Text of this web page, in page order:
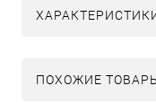
ПОХОЖИЕ